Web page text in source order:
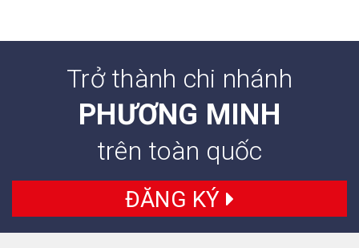
Trở thành chi nhánh
PHƯƠNG MINH
trên toàn quốc
ĐĂNG KÝ